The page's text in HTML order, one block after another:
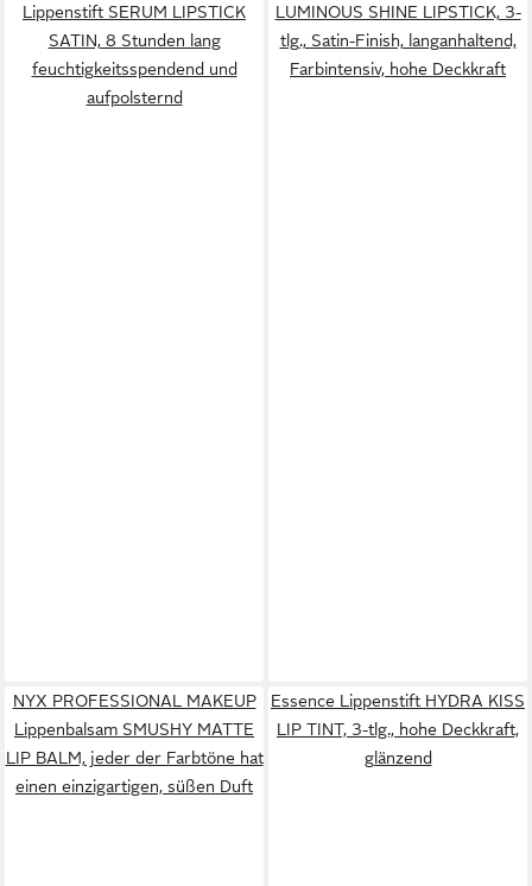
Lippenstift SERUM LIPSTICK
SATIN, 8 Stunden lang
feuchtigkeitsspendend und
aufpolsternd
LUMINOUS SHINE LIPSTICK, 3-
tlg., Satin-Finish, langanhaltend,
Farbintensiv, hohe Deckkraft
NYX PROFESSIONAL MAKEUP
Lippenbalsam SMUSHY MATTE
LIP BALM, jeder der Farbtöne hat
einen einzigartigen, süßen Duft
Essence Lippenstift HYDRA KISS
LIP TINT, 3-tlg., hohe Deckkraft,
glänzend